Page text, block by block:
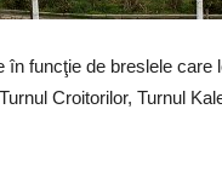
în funcţie de breslele care
Croitorilor, Turnul